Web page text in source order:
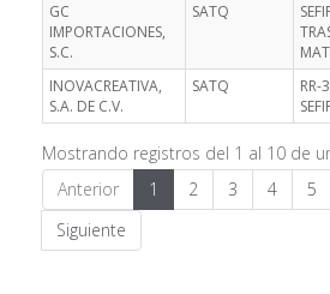
GC
IMPORTACIONES,
S.C.
SATQ
INOVACREATIVA,
S.A. DE C.V.
SATQ
RR-
Mostrando registros del 1 al 10 de
Anterior
1 2 3 4 5
Siguiente